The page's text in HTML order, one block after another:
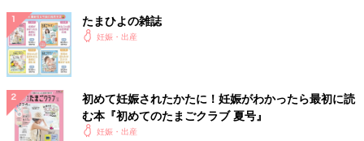
たまひよの雑誌
妊娠・出産
初めて妊娠されたかたに！妊娠がわかったら最初に読
む本『初めてのたまごクラブ 夏号』
妊娠・出産